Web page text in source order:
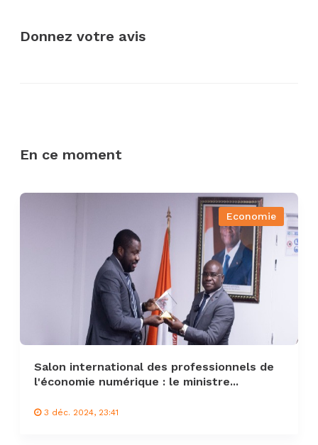
Donnez votre avis
En ce moment
Economie
Salon international des professionnels de
l'économie numérique : le ministre...
3 déc. 2024, 23:41